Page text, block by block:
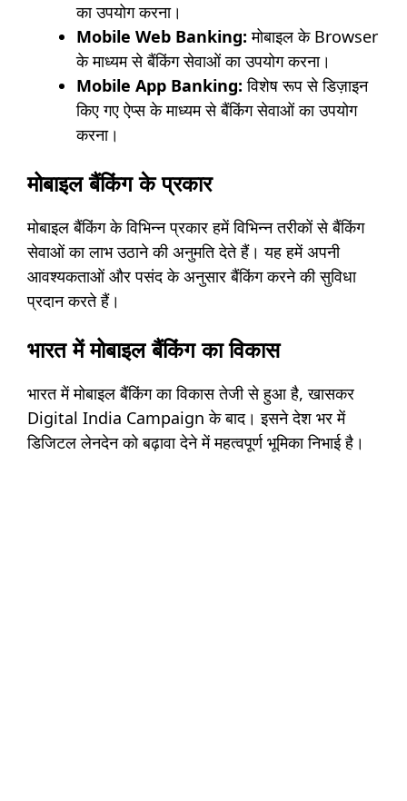
का उपयोग करना।
Mobile Web Banking: मोबाइल के Browser
के माध्यम से बैंकिंग सेवाओं का उपयोग करना।
Mobile App Banking: विशेष रूप से डिज़ाइन
किए गए ऐप्स के माध्यम से बैंकिंग सेवाओं का उपयोग
करना।
मोबाइल बैंकिंग के प्रकार
मोबाइल बैंकिंग के विभिन्न प्रकार हमें विभिन्न तरीकों से बैंकिंग
सेवाओं का लाभ उठाने की अनुमति देते हैं। यह हमें अपनी
आवश्यकताओं और पसंद के अनुसार बैंकिंग करने की सुविधा
प्रदान करते हैं।
भारत में मोबाइल बैंकिंग का विकास
भारत में मोबाइल बैंकिंग का विकास तेजी से हुआ है, खासकर
Digital India Campaign के बाद। इसने देश भर में
डिजिटल लेनदेन को बढ़ावा देने में महत्वपूर्ण भूमिका निभाई है।